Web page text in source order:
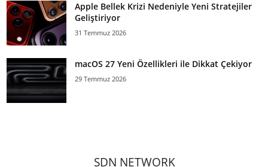
Apple Bellek Krizi Nedeniyle Yeni Stratejiler
Geliştiriyor
31 Temmuz 2026
macOS 27 Yeni Özellikleri ile Dikkat Çekiyor
29 Temmuz 2026
SDN NETWORK